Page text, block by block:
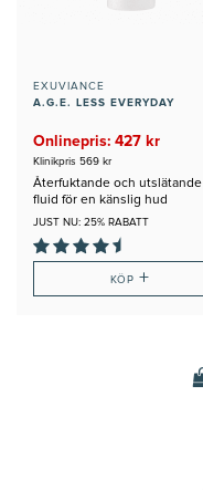
EXUVIANCE
A.G.E. LESS EVERYDAY
Onlinepris: 427 kr
Klinikpris 569 kr
Återfuktande och utslätande
fluid för en känslig hud
JUST NU: 25% RABATT
KÖP+